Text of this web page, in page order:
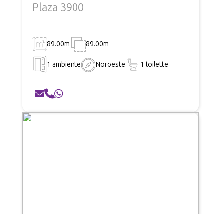
Plaza 3900
89.00m 89.00m
1 ambiente Noroeste 1 toilette